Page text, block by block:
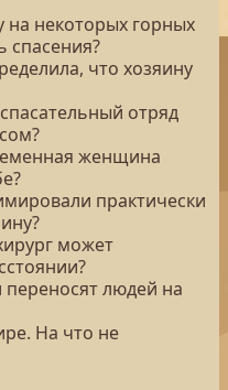
на некоторых горных
спасения?
что хозяину
отряд
женщина
практически
может
переносят людей на
На что не